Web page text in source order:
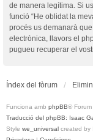
de manera legítima. Si
funció “He oblidat la
procés us demanarà
electrònica, llavors el
pugueu recuperar el
Índex del fòrum
Funciona amb phpBB®
Traducció del phpBB: Isaac
Style we_universal created by